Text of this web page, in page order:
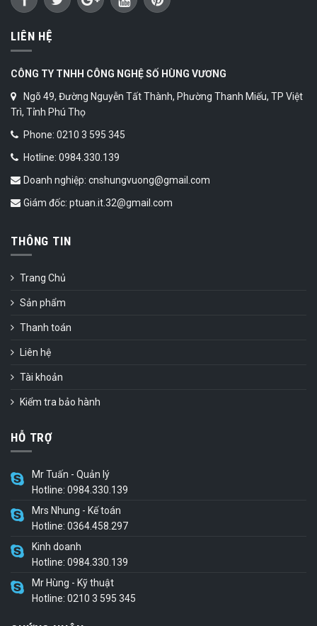
LIÊN HỆ
CÔNG TY TNHH CÔNG NGHỆ SỐ HÙNG VƯƠNG
Ngõ 49, Đường Nguyễn Tất Thành, Phường Thanh Miếu, TP Việt
Trì, Tỉnh Phú Thọ
Phone: 0210 3 595 345
Hotline: 0984.330.139
Doanh nghiệp: cnshungvuong@gmail.com
Giám đốc: ptuan.it.32@gmail.com
THÔNG TIN
Trang Chủ
Sản phẩm
Thanh toán
Liên hệ
Tài khoản
Kiểm tra bảo hành
HỖ TRỢ
Mr Tuấn - Quản lý
Hotline: 0984.330.139
Mrs Nhung - Kế toán
Hotline: 0364.458.297
Kinh doanh
Hotline: 0984.330.139
Mr Hùng - Kỹ thuật
Hotline: 0210 3 595 345